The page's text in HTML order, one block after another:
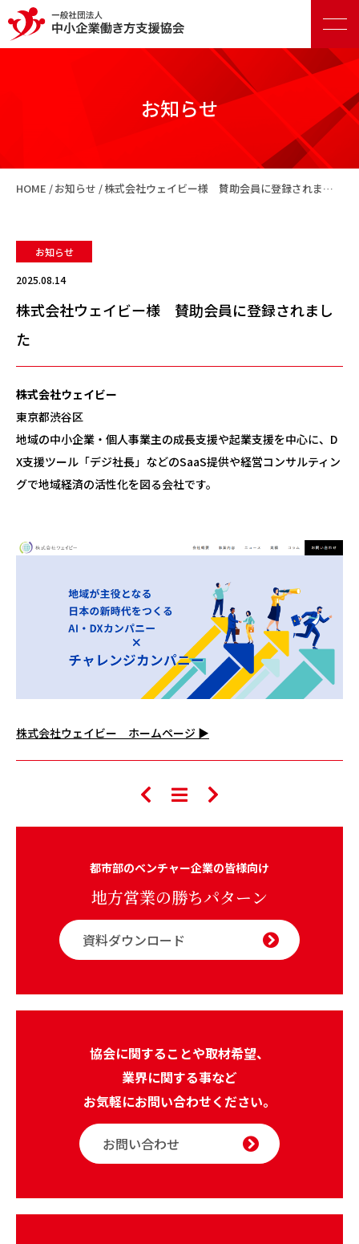
お知らせ
HOME お知らせ 株式会社ウェイビー様 賛助会員に登録されました
お知らせ
2025.08.14
株式会社ウェイビー様 賛助会員に登録されまし
た
株式会社ウェイビー
東京都渋谷区
地域の中小企業・個人事業主の成長支援や起業支援を中心に、D
X支援ツール「デジ社長」などのSaaS提供や経営コンサルティン
グで地域経済の活性化を図る会社です。
株式会社ウェイビー ホームページ ▶
都市部のベンチャー企業の皆様向け
地方営業の勝ちパターン
資料ダウンロード
協会に関することや取材希望、
業界に関する事など
お気軽にお問い合わせください。
お問い合わせ